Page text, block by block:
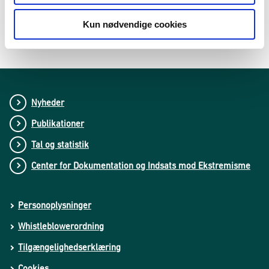
Kun nødvendige cookies
Nyheder
Publikationer
Tal og statistik
Center for Dokumentation og Indsats mod Ekstremisme
Personoplysninger
Whistleblowerordning
Tilgængelighedserklæring